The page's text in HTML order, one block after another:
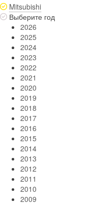
Mitsubishi
Выберите год
2026
2025
2024
2023
2022
2021
2020
2019
2018
2017
2016
2015
2014
2013
2012
2011
2010
2009